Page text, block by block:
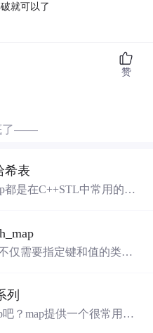
就可以了
赞
了——
希表
都是在C++STL中常用的数
存，相对map来说，他的查
成是常熟时间；但是代价
仅需要指定键和值的类
来是个函数对
列
吧？map提供一个很常用的